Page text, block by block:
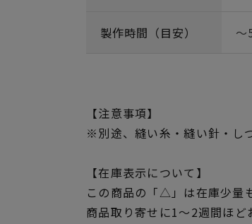
製作時間（目安） ～
【注意事項】
※別途、縫い糸・縫い針・し
【在庫表示について】
この商品の「△」は在庫少量
商品取り寄せに1～2週間ほ